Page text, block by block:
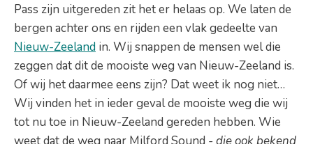
Pass zijn uitgereden zit het er helaas op. We laten de
bergen achter ons en rijden een vlak gedeelte van
Nieuw-Zeeland in. Wij snappen de mensen wel die
zeggen dat dit de mooiste weg van Nieuw-Zeeland is.
Of wij het daarmee eens zijn? Dat weet ik nog niet…
Wij vinden het in ieder geval de mooiste weg die wij
tot nu toe in Nieuw-Zeeland gereden hebben. Wie
weet dat de weg naar Milford Sound - die ook bekend